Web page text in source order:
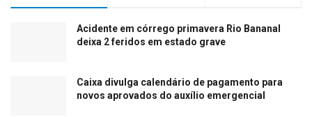
Acidente em córrego primavera Rio Bananal
deixa 2 feridos em estado grave
Caixa divulga calendário de pagamento para
novos aprovados do auxílio emergencial